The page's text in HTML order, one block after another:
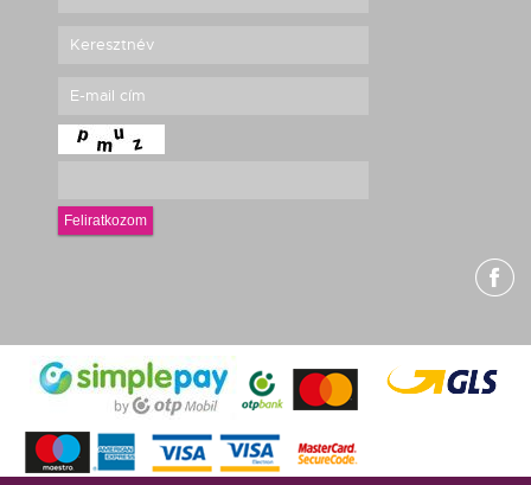
Feliratkozom
g